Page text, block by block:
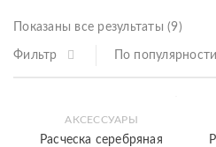
Показаны все результаты (9)
Фильтр По популярности
АКСЕССУАРЫ
Расческа серебряная